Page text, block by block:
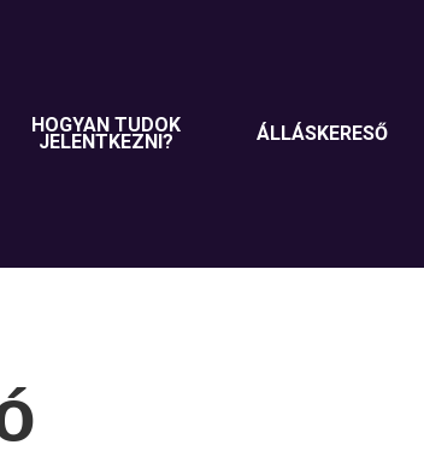
HOGYAN TUDOK
JELENTKEZNI? ÁLLÁSKERESŐ